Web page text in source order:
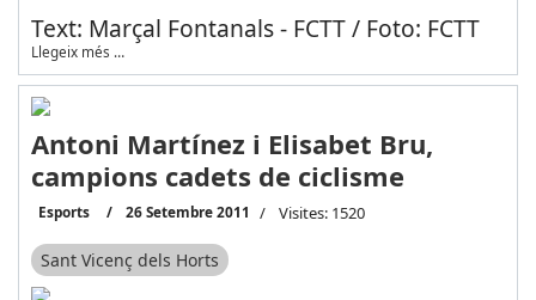
Text: Marçal Fontanals - FCTT / Foto: FCTT
Llegeix més …
Antoni Martínez i Elisabet Bru,
campions cadets de ciclisme
Esports 26 Setembre 2011 Visites: 1520
Sant Vicenç dels Horts